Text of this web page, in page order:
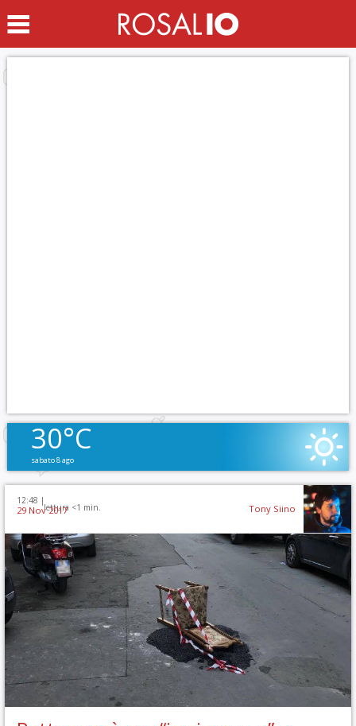
30°C
sabato 8 ago
12:48 |
lettura <1 min.
29 Nov 2017 Tony Siino